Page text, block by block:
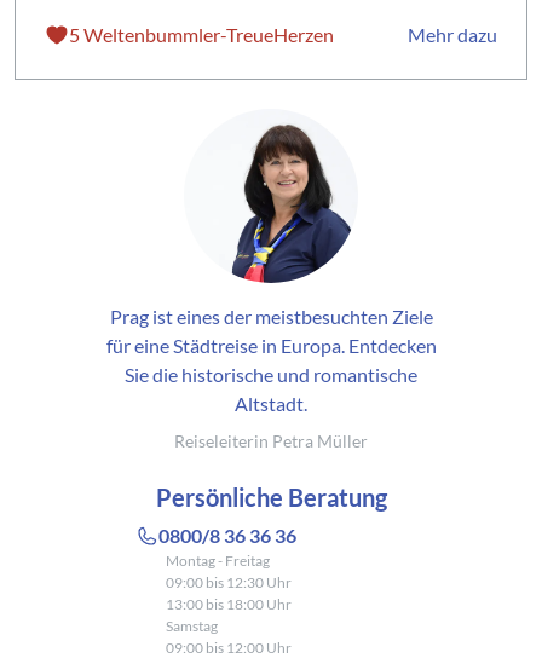
5 Weltenbummler-TreueHerzen Mehr dazu
Prag ist eines der meistbesuchten Ziele
für eine Städtreise in Europa. Entdecken
Sie die historische und romantische
Altstadt.
Reiseleiterin Petra Müller
Persönliche Beratung
0800/8 36 36 36
Montag - Freitag
09:00 bis 12:30 Uhr
13:00 bis 18:00 Uhr
Samstag
09:00 bis 12:00 Uhr